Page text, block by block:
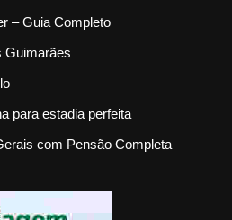
– Guia Completo
Guimarães
para estadia perfeita
com Pensão Completa